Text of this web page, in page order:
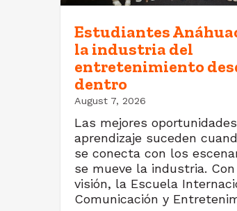
Estudiantes
la industria del
entretenimiento
dentro
August 7, 2026
Las mejores
aprendizaje suceden
se conecta con los
se mueve la industria.
visión, la Escuela
Comunicación y